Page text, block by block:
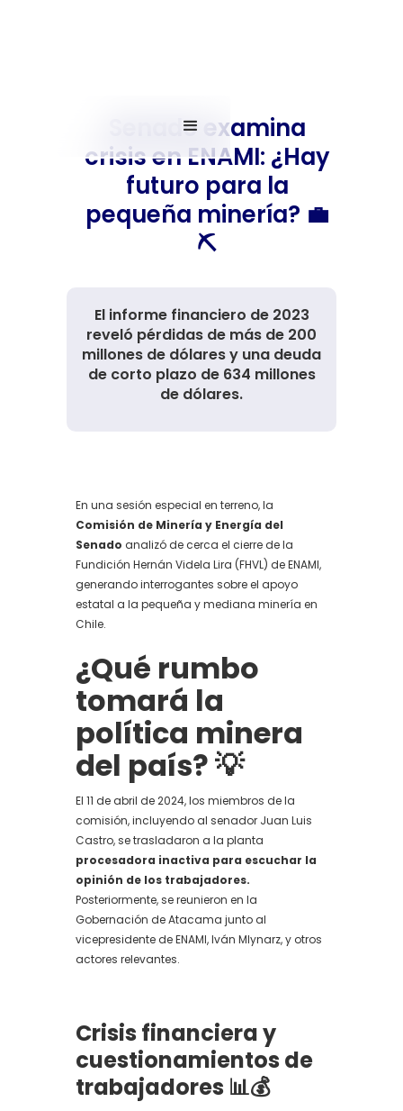
Senado examina
crisis en ENAMI: ¿Hay
futuro para la
pequeña minería? 💼
⛏️
El informe financiero de 2023
reveló pérdidas de más de 200
millones de dólares y una deuda
de corto plazo de 634 millones
de dólares.
En una sesión especial en terreno, la
Comisión de Minería y Energía del
Senado analizó de cerca el cierre de la
Fundición Hernán Videla Lira (FHVL) de ENAMI,
generando interrogantes sobre el apoyo
estatal a la pequeña y mediana minería en
Chile.
¿Qué rumbo
tomará la
política minera
del país? 💡
El 11 de abril de 2024, los miembros de la
comisión, incluyendo al senador Juan Luis
Castro, se trasladaron a la planta
procesadora inactiva para escuchar la
opinión de los trabajadores.
Posteriormente, se reunieron en la
Gobernación de Atacama junto al
vicepresidente de ENAMI, Iván Mlynarz, y otros
actores relevantes.
Crisis financiera y
cuestionamientos de
trabajadores 📊💰